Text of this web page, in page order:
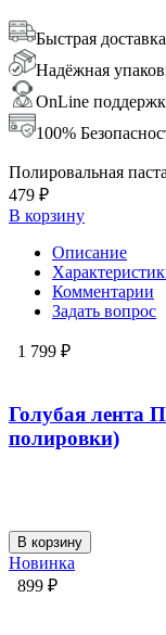
Быстрая доставка
Надёжная
OnLine
100%
Полировальная
479 ₽
В корзину
Описание
Комментарии
Задать вопрос
1 799 ₽
Голубая лента
полировки)
В корзину
Новинка
899 ₽